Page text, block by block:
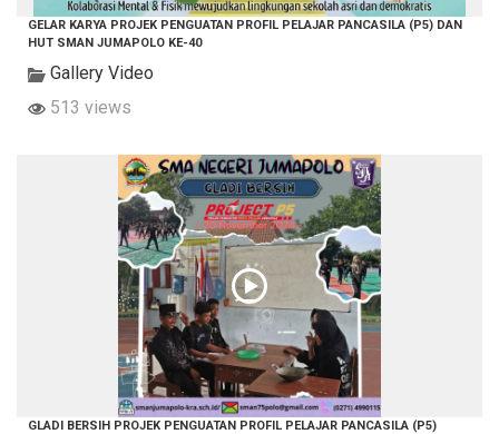
GELAR KARYA PROJEK PENGUATAN PROFIL PELAJAR PANCASILA (P5) DAN
HUT SMAN JUMAPOLO KE-40
Gallery Video
513 views
GLADI BERSIH PROJEK PENGUATAN PROFIL PELAJAR PANCASILA (P5)